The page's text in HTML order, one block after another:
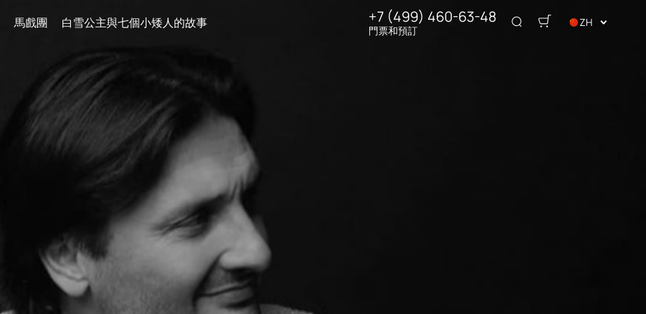
馬戲團 白雪公主與七個小矮人的故事 +7 (499) 460-63-48
門票和預訂
ZH